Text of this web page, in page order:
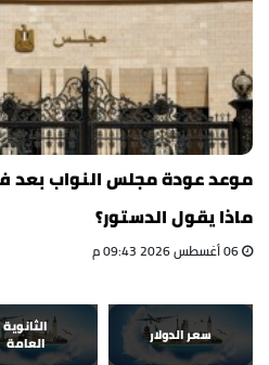
موعد عودة مجلس النواب بعد
ماذا يقول الدستور؟
سعر الدولار
الثانوية
العامة